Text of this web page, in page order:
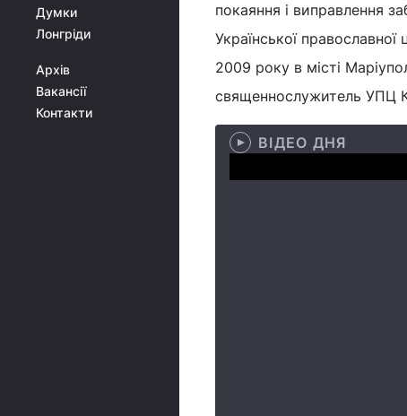
Думки
Лонгріди
Архів
Вакансії
Контакти
покаяння і виправлення
Української
2009 року в місті
священнослужитель УПЦ
ВІДЕО ДНЯ